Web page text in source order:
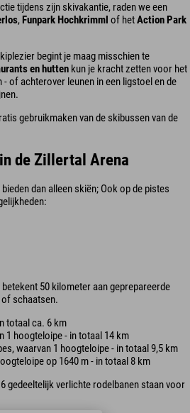
tijdens zijn skivakantie, raden we een
,Funpark Hochkrimml of hetAction Park
begint je maag misschien te
en hutten kun je kracht zetten voor het
- of achterover leunen in een ligstoel en de
gebruikmaken van de skibussen van de
de Zillertal Arena
dan alleen skiën; Ook op de pistes
50 kilometer aan geprepareerde
schaatsen.
totaal ca. 6 km
1 hoogteloipe - in totaal 14 km
waarvan 1 hoogteloipe - in totaal 9,5 km
op 1640 m - in totaal 8 km
gedeeltelijk verlichte rodelbanen staan voor